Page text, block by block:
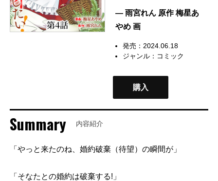
— 雨宮れん 原作 梅星あ
やめ 画
発売：2024.06.18
ジャンル： コミック
購入
Summary 内容紹介
「やっと来たのね、婚約破棄（待望）の瞬間が」
「そなたとの婚約は破棄する!」